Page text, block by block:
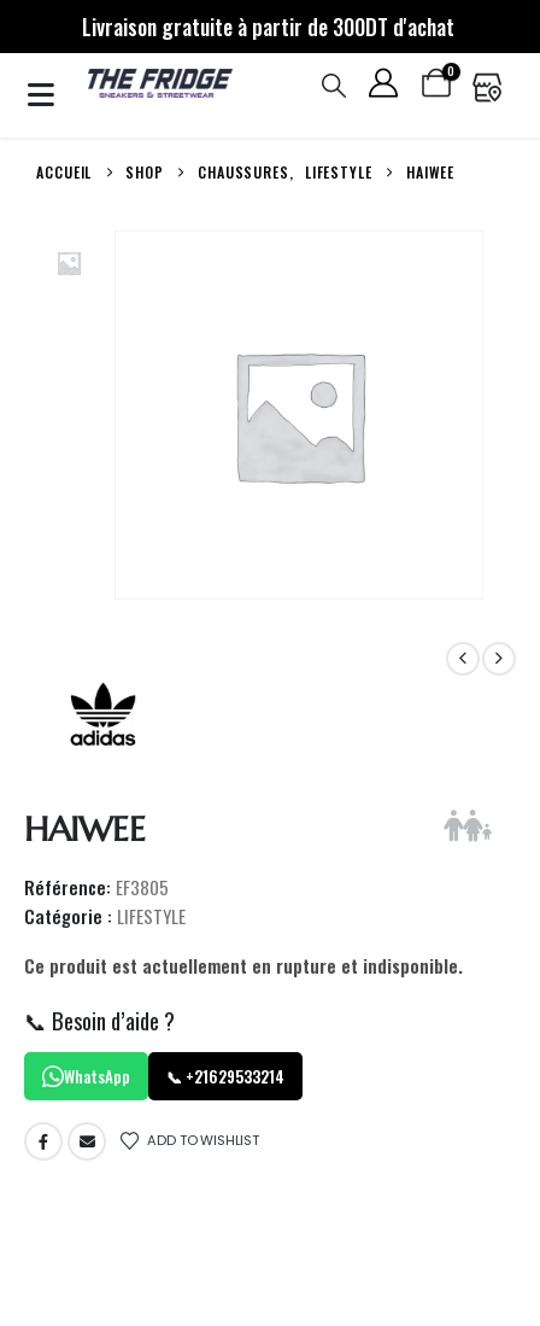
Livraison gratuite à partir de 300DT d'achat
0
ACCUEIL SHOP CHAUSSURES, LIFESTYLE HAIWEE
HAIWEE
Référence: EF3805
Catégorie : LIFESTYLE
Ce produit est actuellement en rupture et indisponible.
📞 Besoin d’aide ?
WhatsApp 📞 +21629533214
ADD TO WISHLIST